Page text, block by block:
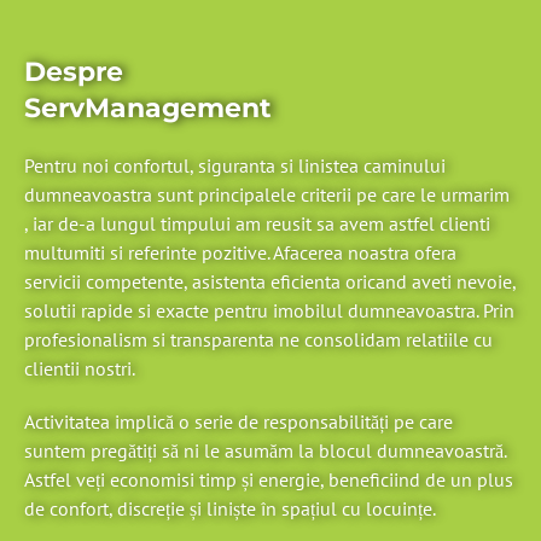
Despre
ServManagement
Pentru noi confortul, siguranta si linistea caminului
dumneavoastra sunt principalele criterii pe care le urmarim
, iar de-a lungul timpului am reusit sa avem astfel clienti
multumiti si referinte pozitive. Afacerea noastra ofera
servicii competente, asistenta eficienta oricand aveti nevoie,
solutii rapide si exacte pentru imobilul dumneavoastra. Prin
profesionalism si transparenta ne consolidam relatiile cu
clientii nostri.
Activitatea implică o serie de responsabilități pe care
suntem pregătiți să ni le asumăm la blocul dumneavoastră.
Astfel veți economisi timp și energie, beneficiind de un plus
de confort, discreție și liniște în spațiul cu locuințe.